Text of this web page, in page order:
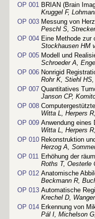
OP 001 BRIAN (Brain
Kruggel F,
OP 003 Messung von
Peschl S,
OP 004 Eine Methode zur
Stockhausen HM
OP 005 Modell und
Schroeder A,
OP 006 Nonrigid
Rohr K, Stiehl
OP 007 Quantitatives
Janson CP,
OP 008
Witta L, Herpers
OP 009 Anwendung eines
Witta L, Herpers
OP 010 Rekonstruktion
Herzog A,
OP 011 Erhöhung der
Roths T, Oesterle
OP 012 Anatomische
Beckmann R,
OP 013 Automatische
Krechel D,
OP 014 Erkennung von
Pál I, Michelson